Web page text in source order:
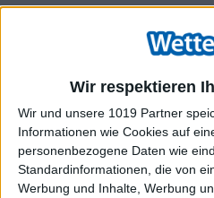
Wir respektieren
Wir und unsere 1019 Partner
Informationen wie Cookies auf
personenbezogene Daten wie
Standardinformationen, die von
Werbung und Inhalte, Werbung